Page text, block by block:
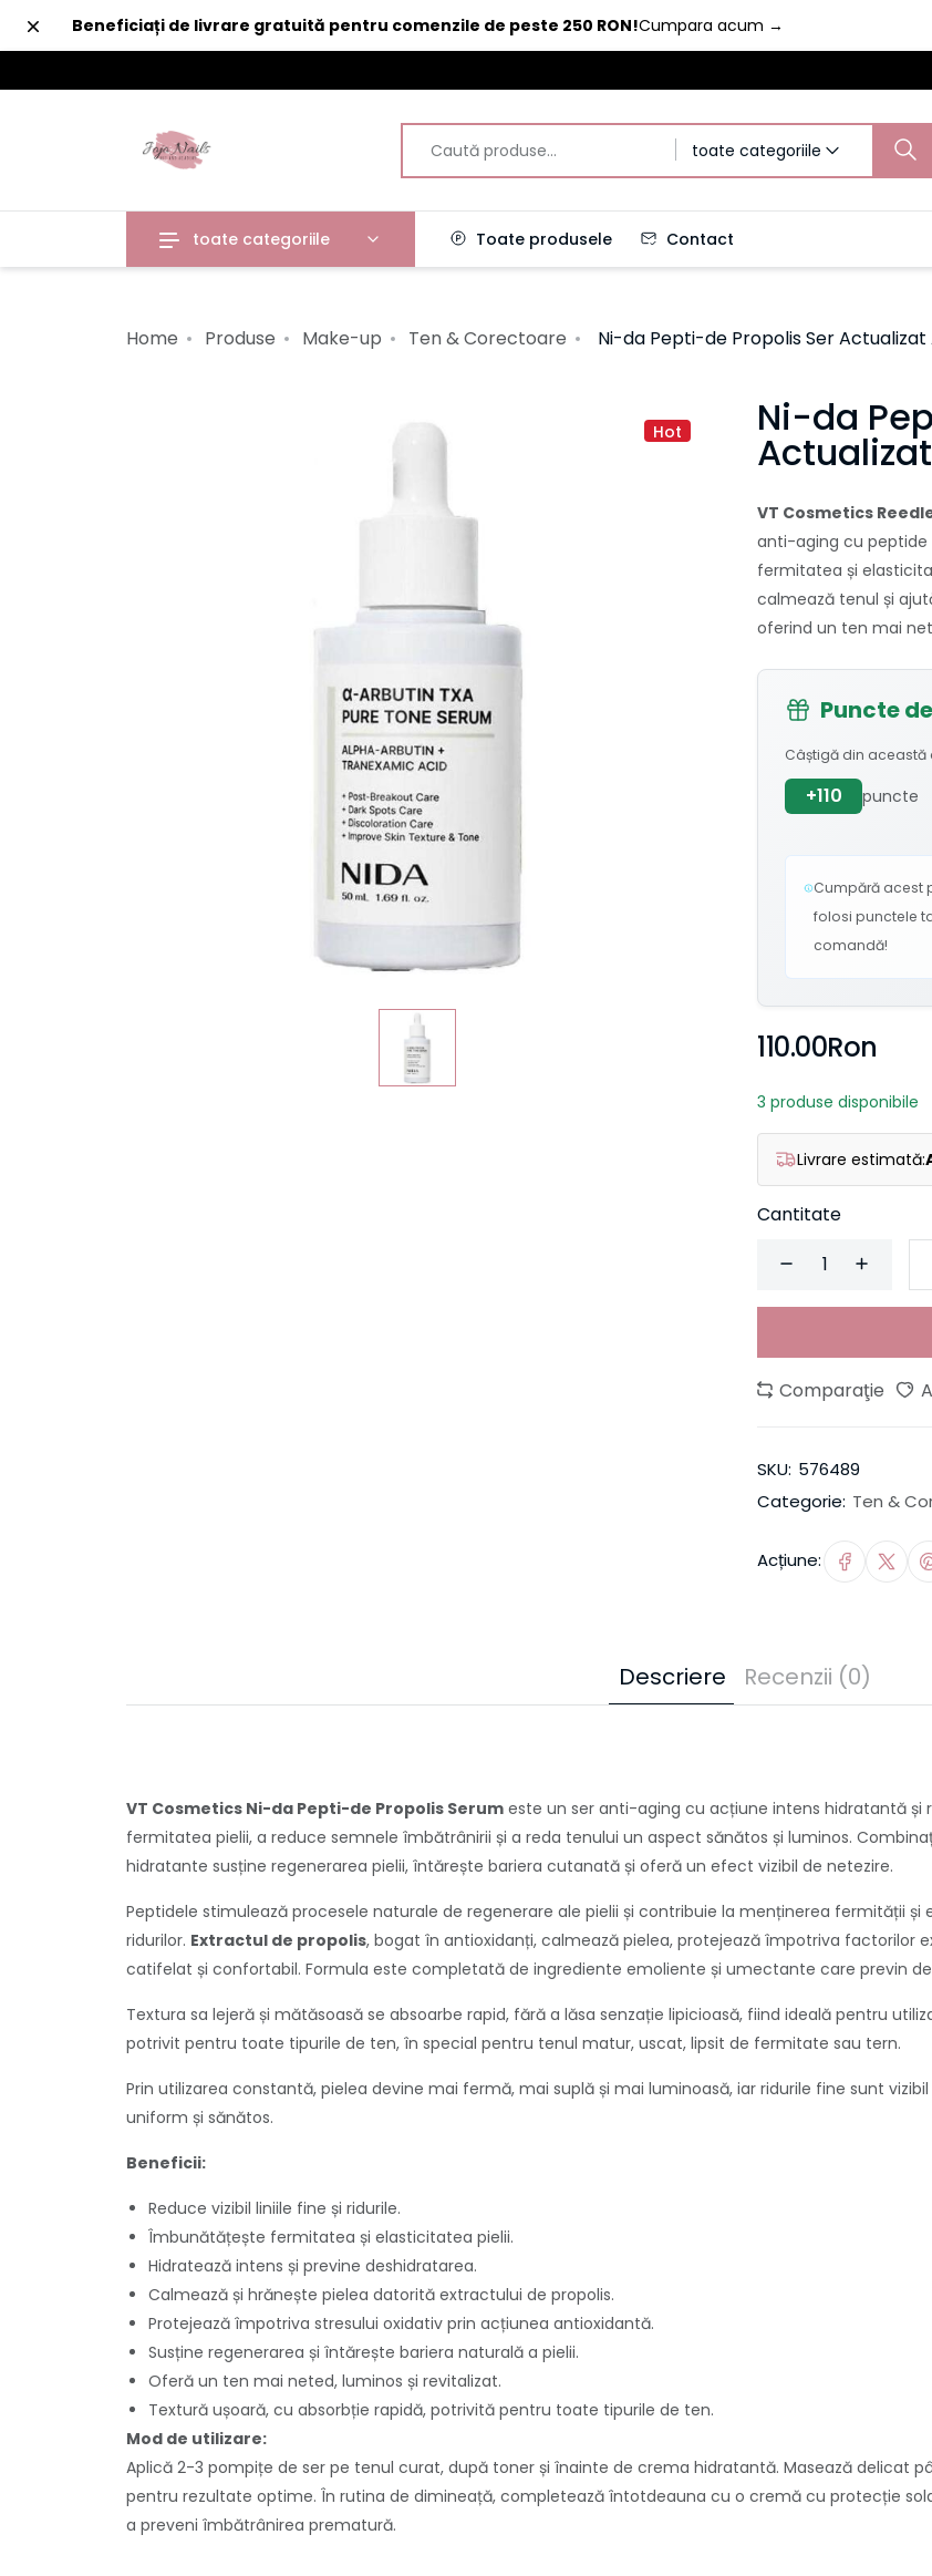
Beneficiați de livrare gratuită pentru comenzile de peste 250 RON!Cumpara acum →
Închide
toate categoriile
toate categoriile Toate produsele Contact
Home Produse Make-up Ten & Corectoare Ni-da Pepti-de Propolis Ser
Hot Ni-da
VT Cosmetics
anti-aging cu peptide
fermitatea și
calmează tenul și
oferind un ten mai
Puncte
Câștigă din această
+110 puncte
Cumpără acest
folosi punctele
comandă!
110.00Ron
3 produse disponibile
Livrare estimată:
Cantitate
Comparaţie
SKU: 576489
Categorie: Ten &
Acțiune:
Descriere Recenzii (0)
VT Cosmetics Ni-da Pepti-de Propolis Serum este un ser anti-aging cu acțiune intens hidratantă
fermitatea pielii, a reduce semnele îmbătrânirii și a reda tenului un aspect sănătos și luminos.
hidratante susține regenerarea pielii, întărește bariera cutanată și oferă un efect vizibil de netezire.
Peptidele stimulează procesele naturale de regenerare ale pielii și contribuie la menținerea fermității
ridurilor. Extractul de propolis, bogat în antioxidanți, calmează pielea, protejează împotriva factorilor
catifelat și confortabil. Formula este completată de ingrediente emoliente și umectante care previn
Textura sa lejeră și mătăsoasă se absoarbe rapid, fără a lăsa senzație lipicioasă, fiind ideală pentru
potrivit pentru toate tipurile de ten, în special pentru tenul matur, uscat, lipsit de fermitate sau tern.
Prin utilizarea constantă, pielea devine mai fermă, mai suplă și mai luminoasă, iar ridurile fine sunt
uniform și sănătos.
Beneficii:
Reduce vizibil liniile fine și ridurile.
Îmbunătățește fermitatea și elasticitatea pielii.
Hidratează intens și previne deshidratarea.
Calmează și hrănește pielea datorită extractului de propolis.
Protejează împotriva stresului oxidativ prin acțiunea antioxidantă.
Susține regenerarea și întărește bariera naturală a pielii.
Oferă un ten mai neted, luminos și revitalizat.
Textură ușoară, cu absorbție rapidă, potrivită pentru toate tipurile de ten.
Mod de utilizare:
Aplică 2-3 pompițe de ser pe tenul curat, după toner și înainte de crema hidratantă. Masează delicat
pentru rezultate optime. În rutina de dimineață, completează întotdeauna cu o cremă cu protecție
a preveni îmbătrânirea prematură.